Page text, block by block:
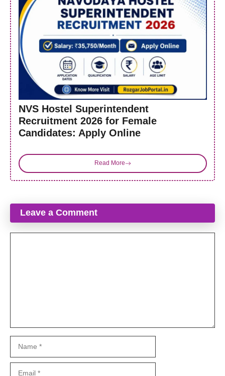
NVS Hostel Superintendent
Recruitment 2026 for Female
Candidates: Apply Online
Read More
Leave a Comment